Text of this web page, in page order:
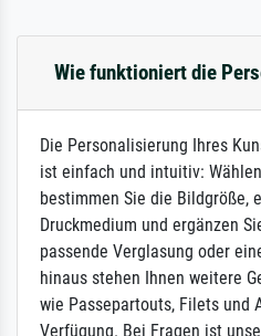
Wie funktioniert die
Die Personalisierung Ihres
ist einfach und intuitiv:
bestimmen Sie die Bildgröße,
Druckmedium und ergänzen
passende Verglasung oder
hinaus stehen Ihnen weitere
wie Passepartouts, Filets und
Verfügung. Bei Fragen ist